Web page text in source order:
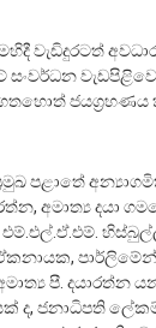
වැඩිදුරටත්
සංවර්ධන
ජයග‍්‍රහණය
පළාතේ
අමාත්‍ය දයා
පී.
ද, ජනාධිපති